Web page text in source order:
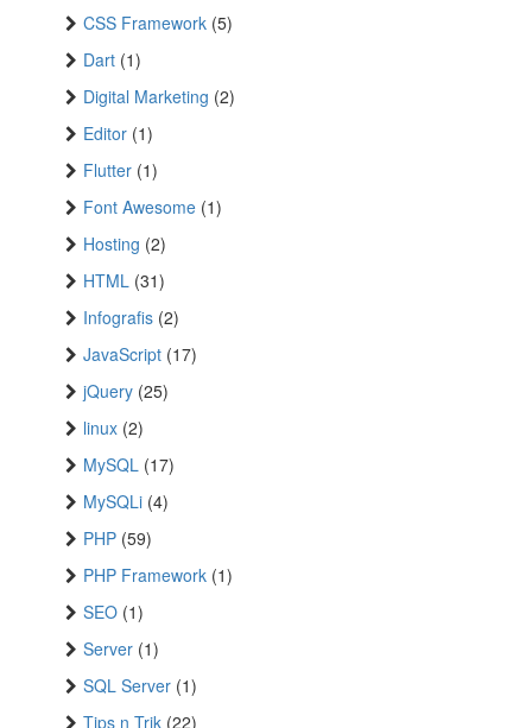
CSS Framework (5)
Dart (1)
Digital Marketing (2)
Editor (1)
Flutter (1)
Font Awesome (1)
Hosting (2)
HTML (31)
Infografis (2)
JavaScript (17)
jQuery (25)
linux (2)
MySQL (17)
MySQLi (4)
PHP (59)
PHP Framework (1)
SEO (1)
Server (1)
SQL Server (1)
Tips n Trik (22)